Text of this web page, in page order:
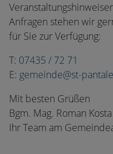
Anfragen stehen wir
für Sie zur Verfügung:
T: 07435 / 72 71
E: gemeinde@st-
Mit besten Grüßen
Bgm. Mag. Roman
Ihr Team am